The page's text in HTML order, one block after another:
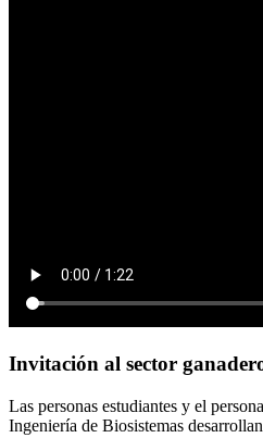
Invitación al sector
Las personas estudiantes y el
Ingeniería de Biosistemas